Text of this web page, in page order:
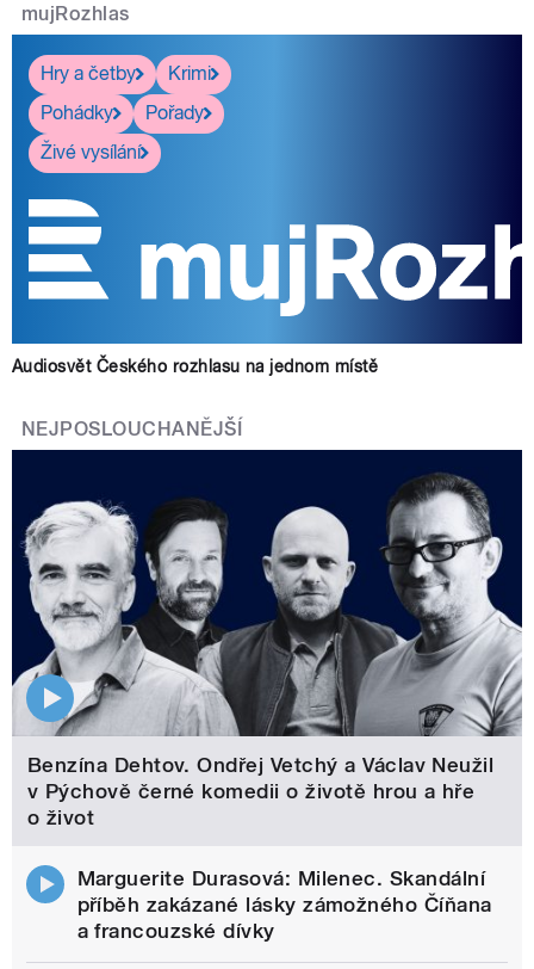
mujRozhlas
Hry a četby
Krimi
Pohádky
Pořady
Živé vysílání
Audiosvět Českého rozhlasu na jednom místě
NEJPOSLOUCHANĚJŠÍ
Benzína Dehtov. Ondřej Vetchý a Václav Neužil
v Pýchově černé komedii o životě hrou a hře
o život
Marguerite Durasová: Milenec. Skandální
příběh zakázané lásky zámožného Číňana
a francouzské dívky